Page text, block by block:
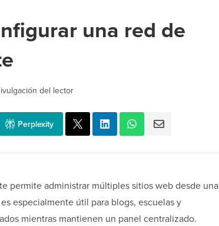
una red de
del lector
Perplexity
permite administrar múltiples sitios web desde una
especialmente útil para blogs, escuelas y
mientras mantienen un panel centralizado.